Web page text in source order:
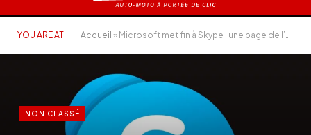
YOU ARE AT: Accueil » Microsoft met fin à Skype : une page de l’histoire du numérique se tourne
NON CLASSÉ